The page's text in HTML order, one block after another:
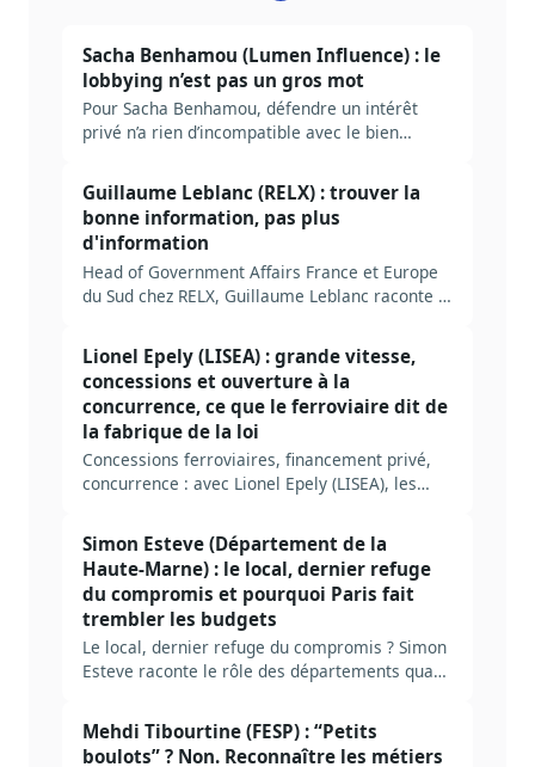
Sacha Benhamou (Lumen Influence) : le
lobbying n’est pas un gros mot
Pour Sacha Benhamou, défendre un intérêt
privé n’a rien d’incompatible avec le bien
transparence et la fabrique de la loi.
Guillaume Leblanc (RELX) : trouver la
bonne information, pas plus
d'information
Head of Government Affairs France et Europe
du Sud chez RELX, Guillaume Leblanc raconte la
affaires publiques.
Lionel Epely (LISEA) : grande vitesse,
concessions et ouverture à la
concurrence, ce que le ferroviaire dit de
la fabrique de la loi
Concessions ferroviaires, financement privé,
concurrence : avec Lionel Epely (LISEA), les
Simon Esteve (Département de la
Haute-Marne) : le local, dernier refuge
du compromis et pourquoi Paris fait
trembler les budgets
Le local, dernier refuge du compromis ? Simon
Esteve raconte le rôle des départements quand
Mehdi Tibourtine (FESP) : “Petits
boulots” ? Non. Reconnaître les métiers